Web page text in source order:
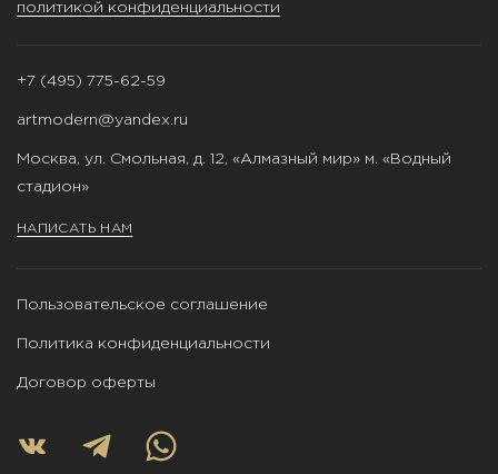
политикой конфиденциальности
+7 (495) 775-62-59
artmodern@yandex.ru
Москва, ул. Смольная, д. 12, «Алмазный мир» м. «Водный
стадион»
НАПИСАТЬ НАМ
Пользовательское соглашение
Политика конфиденциальности
Договор оферты